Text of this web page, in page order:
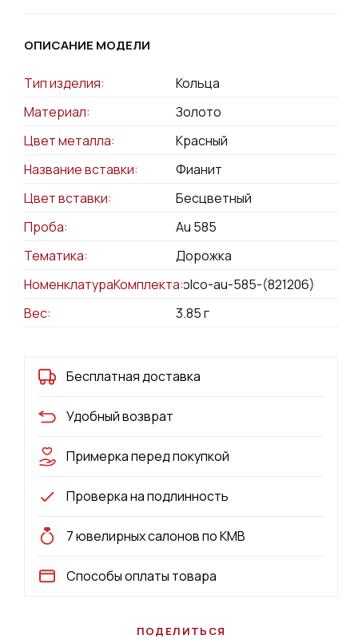
ОПИСАНИЕ МОДЕЛИ
Тип изделия:
Кольца
Материал:
Золото
Цвет металла:
Красный
Название вставки:
Фианит
Цвет вставки:
Бесцветный
Проба:
Au 585
Тематика:
Дорожка
НоменклатураКомплекта:kolco-au-585-(821206)
Вес:
3.85г
Бесплатная доставка
Удобный возврат
Примерка перед покупкой
Проверка на подлинность
7 ювелирных салонов по КМВ
Способы оплаты товара
ПОДЕЛИТЬСЯ